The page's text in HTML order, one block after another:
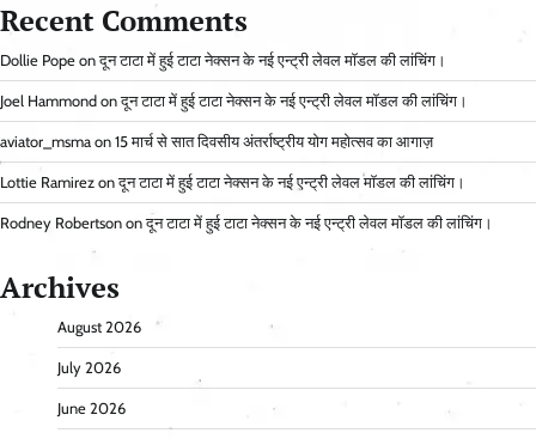
Recent Comments
Dollie Pope onदून टाटा में हुई टाटा नेक्सन के नई एन्ट्री लेवल मॉडल की लांचिंग।
Joel Hammond onदून टाटा में हुई टाटा नेक्सन के नई एन्ट्री लेवल मॉडल की लांचिंग।
aviator_msma on 15 मार्च से सात दिवसीय अंतर्राष्ट्रीय योग महोत्सव का आगाज़
Lottie Ramirez onदून टाटा में हुई टाटा नेक्सन के नई एन्ट्री लेवल मॉडल की लांचिंग।
Rodney Robertson onदून टाटा में हुई टाटा नेक्सन के नई एन्ट्री लेवल मॉडल की लांचिंग।
Archives
August 2026
July 2026
June 2026